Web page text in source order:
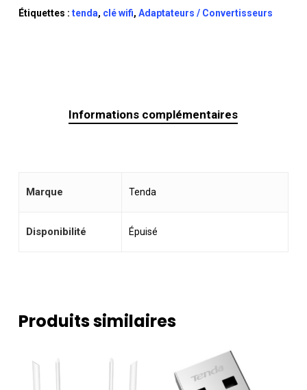
Étiquettes : tenda, clé wifi, Adaptateurs / Convertisseurs
Informations complémentaires
Marque Tenda
Disponibilité Épuisé
Produits similaires